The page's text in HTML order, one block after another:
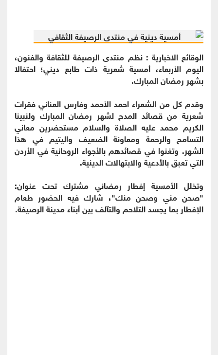
الوقائع الاخبارية : نظم منتدى الرصيفة للثقافة والفنون،
اليوم الأربعاء، أمسية شعرية ذات طابع ديني؛ احتفالا
بشهر رمضان المبارك.
وقدم كل من الشعراء احمد الأحمد وفارس العناني فقرات
شعرية من قصائد المدح لشهر رمضان المبارك ولنبينا
الكريم محمد عليه الصلاة والسلام مستحضرين معاني
التسامح والرحمة ومعاونة الضعيف واليتيم في هذا
الشهر. وتغنوا في قصائدهم بالأجواء الروحانية في الأردن
التي تعبق بالأدعية والابتهالات الدينية.
وتخلل الأمسية إفطار رمضاني مشترك تحت عنوان:
"صحن مني وصحن منك"، شارك فيه الحضور طعام
الإفطار بما يجسد التلاحم والتآلف بين أبناء مدينة الرصيفة.